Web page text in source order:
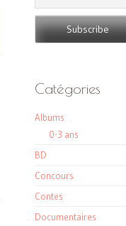
Catégories
Albums
0-3 ans
BD
Concours
Contes
Documentaires